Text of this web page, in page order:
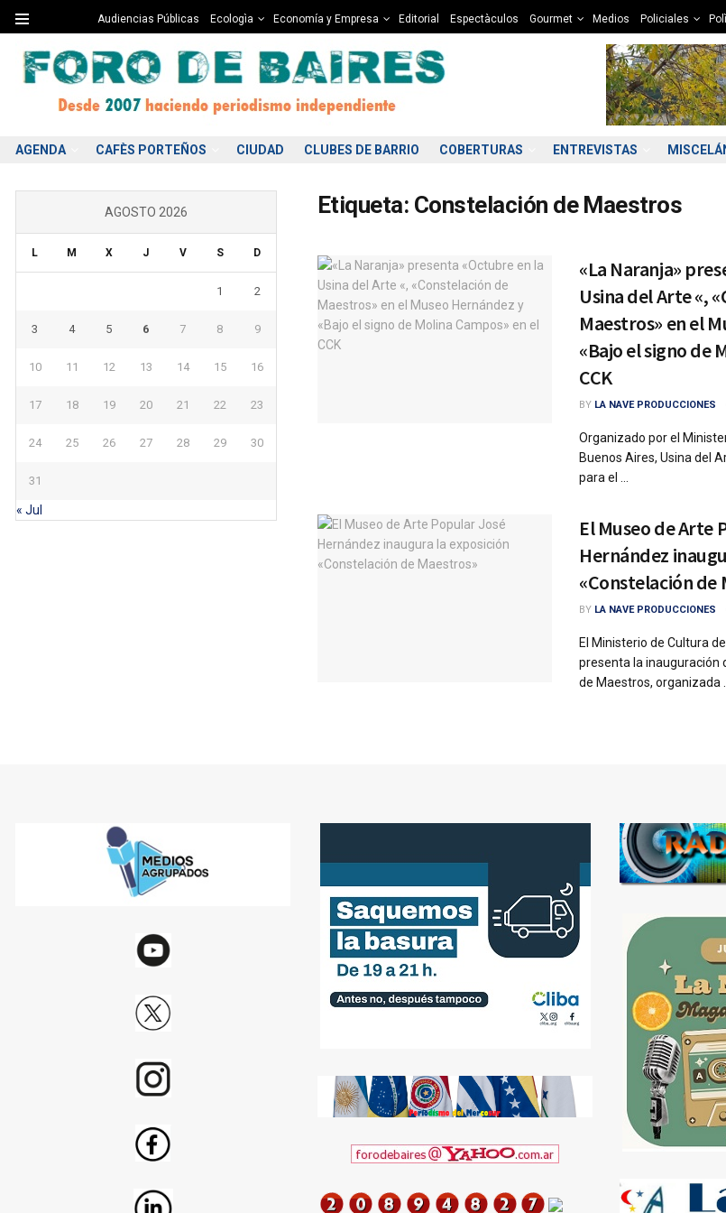
Audiencias Públicas Ecologìa Economía y Empresa Editorial Espectàculos Gourmet Medios Policiales
AGENDA CAFÈS PORTEÑOS CIUDAD CLUBES DE BARRIO COBERTURAS ENTREVISTAS
Etiqueta: Constelación de Maestros
«La Naranja»
Usina del Arte «,
Maestros» en el
«Bajo el signo de
CCK
BY LA NAVE PRODUCCIONES
Organizado por el
Buenos Aires, Usina del
para el ...
El Museo de Arte
Hernández
«Constelación de
BY LA NAVE PRODUCCIONES
El Ministerio de Cultura
presenta la inauguración
de Maestros, organizada ...
AGOSTO 2026
L M X J V S D
1 2
3 4 5 6 7 8 9
10 11 12 13 14 15 16
17 18 19 20 21 22 23
24 25 26 27 28 29 30
31
« Jul